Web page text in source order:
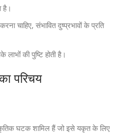
है।
चाहिए, संभावित दुष्प्रभावों के प्रति
की पुष्टि होती है।
परिचय
घटक शामिल हैं जो इसे यकृत के लिए